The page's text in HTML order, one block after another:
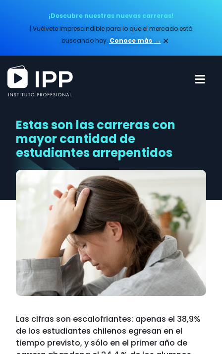
¡Descubre nuestras nuevas carreras!
| Vuélvete imprescindible para lo que el mercado está
buscando hoy. Conoce más​ → ×
Estas son las carreras con
mayor cantidad de
estudiantes arrepentidos
Las cifras son escalofriantes: apenas el 38,9%
de los estudiantes chilenos egresan en el
tiempo previsto, y sólo en el primer año de